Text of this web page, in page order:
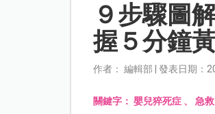
９步驟圖
握５分鐘
作者： 編輯部 | 發表日期：
關鍵字：嬰兒猝死症 、急救